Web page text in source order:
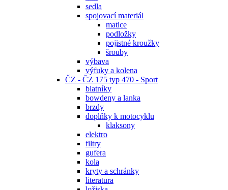
sedla
spojovací materiál
matice
podložky
pojistné kroužky
šrouby
výbava
výfuky a kolena
ČZ - ČZ 175 typ 470 - Sport
blatníky
bowdeny a lanka
brzdy
doplňky k motocyklu
klaksony
elektro
filtry
gufera
kola
kryty a schránky
literatura